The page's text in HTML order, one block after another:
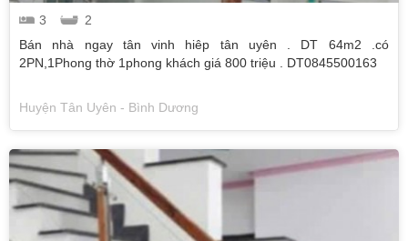
3
2
Bán nhà ngay tân vinh hiêp tân uyên . DT 64m2 .có
2PN,1Phong thờ 1phong khách giá 800 triệu . DT0845500163
Huyện Tân Uyên - Bình Dương